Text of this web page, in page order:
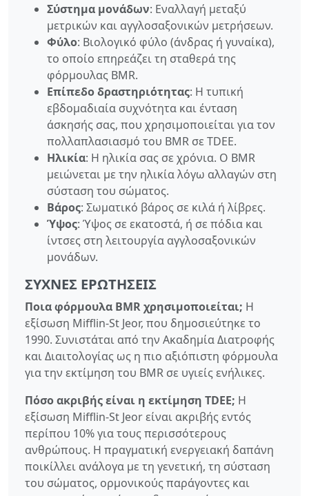
Σύστημα μονάδων: Εναλλαγή μεταξύ
μετρικών και αγγλοσαξονικών μετρήσεων.
Φύλο: Βιολογικό φύλο (άνδρας ή γυναίκα),
το οποίο επηρεάζει τη σταθερά της
φόρμουλας BMR.
Επίπεδο δραστηριότητας: Η τυπική
εβδομαδιαία συχνότητα και ένταση
άσκησής σας, που χρησιμοποιείται για τον
πολλαπλασιασμό του BMR σε TDEE.
Ηλικία: Η ηλικία σας σε χρόνια. Ο BMR
μειώνεται με την ηλικία λόγω αλλαγών στη
σύσταση του σώματος.
Βάρος: Σωματικό βάρος σε κιλά ή λίβρες.
Ύψος: Ύψος σε εκατοστά, ή σε πόδια και
ίντσες στη λειτουργία αγγλοσαξονικών
μονάδων.
ΣΥΧΝΈΣ ΕΡΩΤΉΣΕΙΣ
Ποια φόρμουλα BMR χρησιμοποιείται; Η
εξίσωση Mifflin-St Jeor, που δημοσιεύτηκε το
1990. Συνιστάται από την Ακαδημία Διατροφής
και Διαιτολογίας ως η πιο αξιόπιστη φόρμουλα
για την εκτίμηση του BMR σε υγιείς ενήλικες.
Πόσο ακριβής είναι η εκτίμηση TDEE; Η
εξίσωση Mifflin-St Jeor είναι ακριβής εντός
περίπου 10% για τους περισσότερους
ανθρώπους. Η πραγματική ενεργειακή δαπάνη
ποικίλλει ανάλογα με τη γενετική, τη σύσταση
του σώματος, ορμονικούς παράγοντες και